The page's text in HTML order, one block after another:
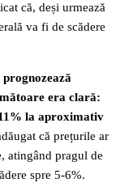
că, deși urmează
va fi de scădere
era clară:
la aproximativ
că prețurile ar
atingând pragul de
spre 5-6%.